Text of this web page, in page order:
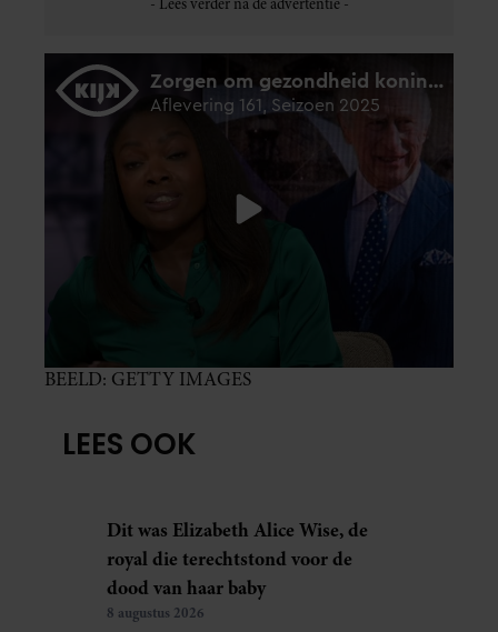
BEELD: GETTY IMAGES
LEES OOK
Dit was Elizabeth Alice Wise, de
royal die terechtstond voor de
dood van haar baby
8 augustus 2026